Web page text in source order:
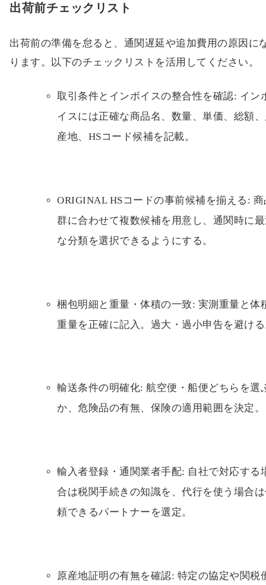
出荷前チェックリスト
出荷前の準備を怠ると、通関遅延や追加費用の原因に
ります。以下のチェックリストを活用してください。
取引条件とインボイスの整合性を確認: イン
イスには正確な商品名、数量、単価、総額
産地、HSコード候補を記載。
ORIGINAL HSコードの事前候補を揃える: 商
群に合わせて複数候補を用意し、通関時に
な分類を選択できるようにする。
梱包明細と重量・体積の一致: 実測重量と体
重量を正確に記入。過大・過小申告を避け
輸送条件の明確化: 航空便・船便どちらを選
か、危険品の有無、保険の適用範囲を決定。
輸入者登録・通関業者手配: 自社で対応する
合は税関手続きの知識を、代行を使う場合
頼できるパートナーを選定。
原産地証明の有無を確認: 特定の協定や関税